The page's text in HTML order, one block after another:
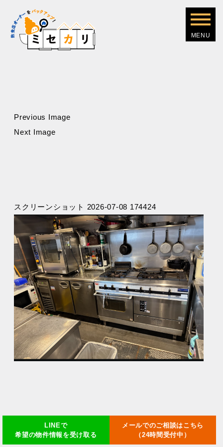
LINEで
希望の物件情報を受け取る
メールでのご相談はこちら
（24時間受付中）
Previous Image
Next Image
スクリーンショット 2026-07-08 174424